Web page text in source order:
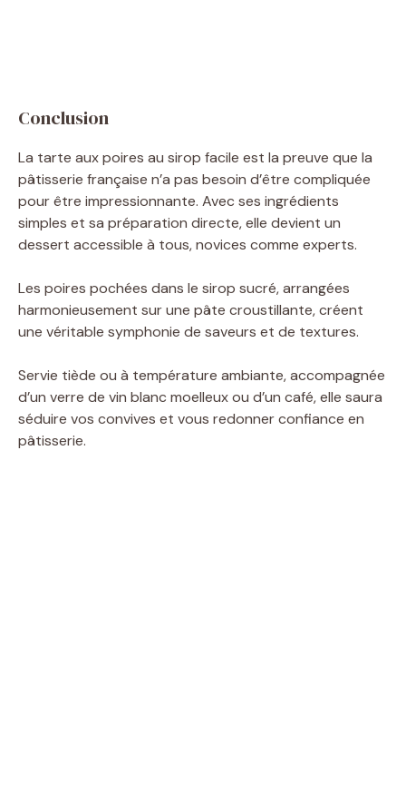
Conclusion
La tarte aux poires au sirop facile est la preuve que la
pâtisserie française n’a pas besoin d’être compliquée
pour être impressionnante. Avec ses ingrédients
simples et sa préparation directe, elle devient un
dessert accessible à tous, novices comme experts.
Les poires pochées dans le sirop sucré, arrangées
harmonieusement sur une pâte croustillante, créent
une véritable symphonie de saveurs et de textures.
Servie tiède ou à température ambiante, accompagnée
d’un verre de vin blanc moelleux ou d’un café, elle saura
séduire vos convives et vous redonner confiance en
pâtisserie.